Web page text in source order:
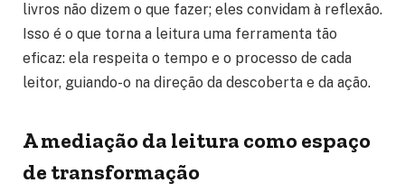
livros não dizem o que fazer; eles convidam à reflexão.
Isso é o que torna a leitura uma ferramenta tão
eficaz: ela respeita o tempo e o processo de cada
leitor, guiando-o na direção da descoberta e da ação.
A mediação da leitura como espaço
de transformação